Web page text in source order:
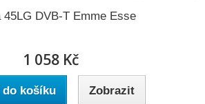
45LG DVB-T Emme Esse
1 058 Kč
do košíku Zobrazit